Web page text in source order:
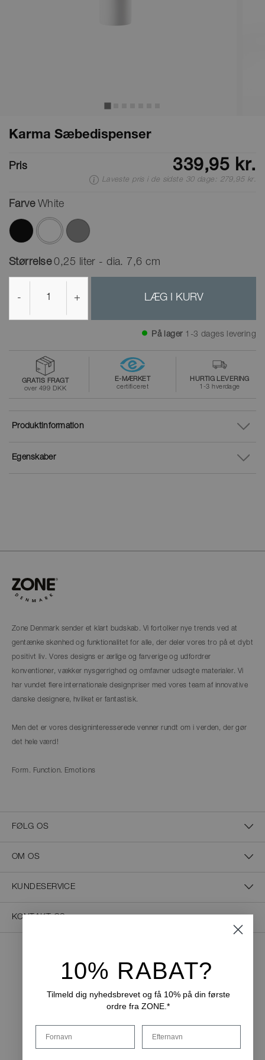
Karma Sæbedispenser
Pris 339,95 kr.
Laveste pris i de sidste 30 dage: 279,95 kr.
Farve White
valgte
Størrelse 0,25 liter - dia. 7,6 cm
- + LÆG I KURV
På lager 1-3 dages levering
GRATIS FRAGT
over 499 DKK
E-MÆRKET
certificeret
HURTIG LEVERING
1-3 hverdage
Egenskaber
Produktinformation
Zone Denmark sender et klart budskab. Vi fortolker nye trends ved at
gentænke skønhed og funktionalitet for alle, der deler vores tro på et dybt
positivt liv. Vores designs er ærlige og farverige og udfordrer
konventioner, vækker nysgerrighed og omfavner udsøgte materialer. Vi
har vundet flere internationale designpriser med vores team af innovative
danske designere, hvilket er fantastisk.
Men det er vores designinteresserede venner rundt om i verden, der gør
det hele værd!
Form. Function. Emotions
FØLG OS
OM OS
KUNDESERVICE
KONTAKT OS
NEM BETALING
LEVERINGSMULIGHEDER
10% RABAT?
Tilmeld dig nyhedsbrevet og få 10% på din første
ordre fra ZONE.*
Fornavn Efternavn